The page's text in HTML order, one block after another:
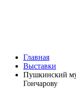
Главная
Выставки
Пушкинский
Гончарову